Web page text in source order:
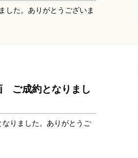
た。ありがとうございま
ご成約となりまし
りました。ありがとうご